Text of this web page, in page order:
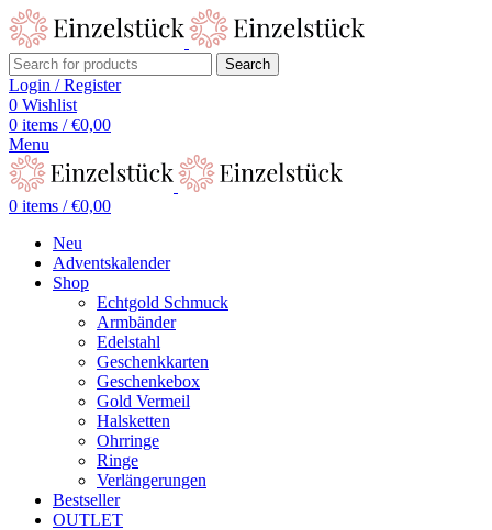
Search
Login / Register
0 Wishlist
0 items / €0,00
Menu
0 items / €0,00
Neu
Adventskalender
Shop
Echtgold Schmuck
Armbänder
Edelstahl
Geschenkkarten
Geschenkebox
Gold Vermeil
Halsketten
Ohrringe
Ringe
Verlängerungen
Bestseller
OUTLET